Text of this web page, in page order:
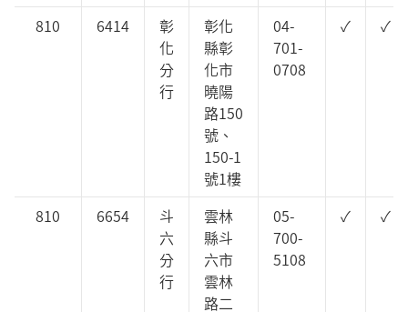
810 6414
彰
化
分
行
彰化
縣彰
化市
曉陽
路150
號、
150-1
號1樓
04-
701-
0708
✓ ✓
810 6654
斗
六
分
行
雲林
縣斗
六市
雲林
路二
05-
700-
5108
✓ ✓